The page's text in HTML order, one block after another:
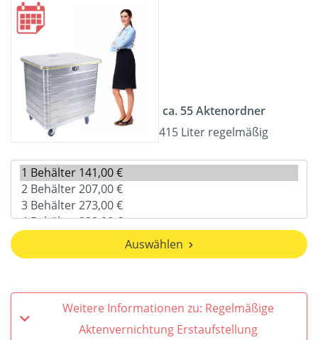
ca. 55 Aktenordner
415 Liter regelmäßig
Auswählen
Weitere Informationen zu: Regelmäßige
Aktenvernichtung Erstaufstellung